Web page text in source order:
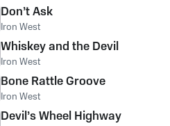
Don’t Ask
Iron West
Whiskey and the Devil
Iron West
Bone Rattle Groove
Iron West
Devil’s Wheel Highway